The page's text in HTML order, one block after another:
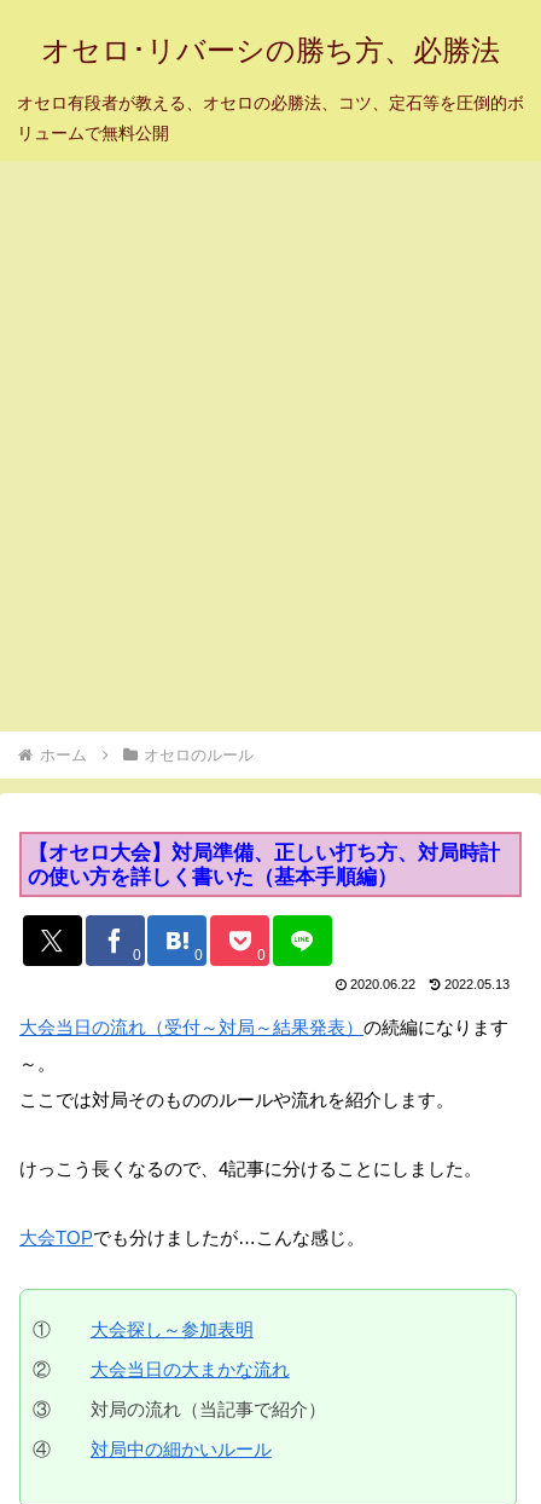
オセロ･リバーシの勝ち方、必勝法
オセロ有段者が教える、オセロの必勝法、コツ、定石等を圧倒的ボ
リュームで無料公開
ホーム オセロのルール
【オセロ大会】対局準備、正しい打ち方、対局時計
の使い方を詳しく書いた（基本手順編）
0 0 0
2020.06.22 2022.05.13
大会当日の流れ（受付～対局～結果発表） の続編になります
～。
ここでは対局そのもののルールや流れを紹介します。
けっこう長くなるので、4記事に分けることにしました。
大会TOPでも分けましたが…こんな感じ。
①
大会探し～参加表明
②
大会当日の大まかな流れ
③
対局の流れ（当記事で紹介）
④
対局中の細かいルール